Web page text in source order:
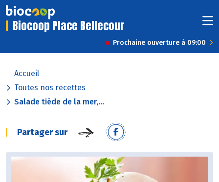
Biocoop Place Bellecour
Prochaine ouverture à 09:00
Accueil
Toutes nos recettes
Salade tiède de la mer,...
Partager sur